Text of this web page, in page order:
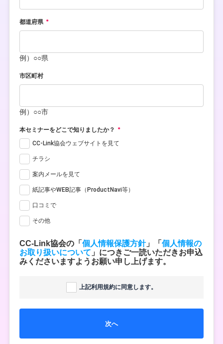
都道府県
例）○○県
市区町村
例）○○市
本セミナーをどこで知りましたか？
CC-Link協会ウェブサイトを見て
チラシ
案内メールを見て
紙記事やWEB記事（ProductNavi等）
口コミで
その他
CC-Link協会の「 個人情報保護方針」「 個人情報の
お取り扱いについて 」につきご一読いただきお申込
みくださいますようお願い申し上げます。
上記利用規約に同意します。
次へ